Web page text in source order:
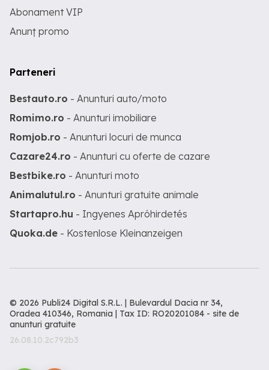
Abonament VIP
Anunț promo
Parteneri
Bestauto.ro - Anunturi auto/moto
Romimo.ro - Anunturi imobiliare
Romjob.ro - Anunturi locuri de munca
Cazare24.ro - Anunturi cu oferte de cazare
Bestbike.ro - Anunturi moto
Animalutul.ro - Anunturi gratuite animale
Startapro.hu - Ingyenes Apróhirdetés
Quoka.de - Kostenlose Kleinanzeigen
© 2026 Publi24 Digital S.R.L. | Bulevardul Dacia nr 34,
Oradea 410346, Romania | Tax ID: RO20201084 - site de
anunturi gratuite
26.08.10.2c792b3